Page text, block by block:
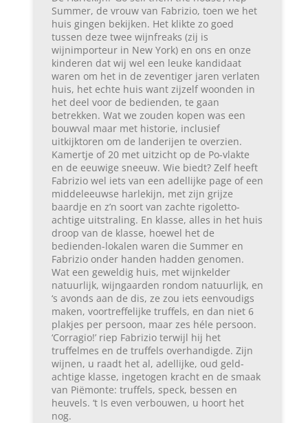
Summer, de vrouw van Fabrizio, toen we het
huis gingen bekijken. Het klikte zo goed
tussen deze twee wijnfreaks (zij is
wijnimporteur in New York) en ons en onze
kinderen dat wij wel een leuke kandidaat
waren om het in de zeventiger jaren verlaten
huis, het echte huis want zijzelf woonden in
het deel voor de bedienden, te gaan
betrekken. Wat we zouden kopen was een
bouwval maar met historie, inclusief
uitkijktoren om de landerijen te overzien.
Kamertje of 20 met uitzicht op de Po-vlakte
en de eeuwige sneeuw. Wie biedt? Zelf heeft
Fabrizio wel iets van een adellijke page of een
middeleeuwse harlekijn, met zijn grijze
baardje en z’n soort van zachte rigoletto-
achtige uitstraling. En klasse, alles in het huis
droop van de klasse, hoewel het de
bedienden-lokalen waren die Summer en
Fabrizio onder handen hadden genomen.
Wat een geweldig huis, met wijnkelder
natuurlijk, wijngaarden rondom natuurlijk, en
‘s avonds aan de dis, ze zou iets eenvoudigs
maken, voortreffelijke truffels, en dan niet 6
plakjes per persoon, maar zes héle persoon.
‘Corragio!’ riep Fabrizio terwijl hij het
truffelmes en de truffels overhandigde. Zijn
wijnen, u raadt het al, adellijke, oud geld-
achtige klasse, ingetogen kracht en de smaak
van Piëmonte: truffels, speck, bessen en
heuvels. ‘t Is even verbouwen, u hoort het
nog.